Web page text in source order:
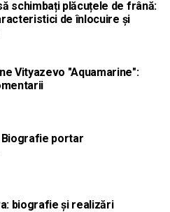
schimbați plăcuțele de frână:
de înlocuire și
Vityazevo "Aquamarine":
Biografie portar
biografie și realizări